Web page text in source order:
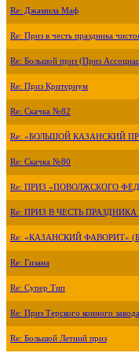
Re: Джамила Маф
Re: Приз в честь праздника
Re: Большой приз (Приз
Re: Приз Критериум
Re: Скачка №82
Re: «БОЛЬШОЙ КАЗАНСКИЙ
Re: Скачка №80
Re: ПРИЗ «ПОВОЛЖСКОГО
Re: ПРИЗ В ЧЕСТЬ
Re: «КАЗАНСКИЙ ФАВОРИТ»
Re: Гизана
Re: Супер Тип
Re: Приз Терского конного завода
Re: Большой Летний приз